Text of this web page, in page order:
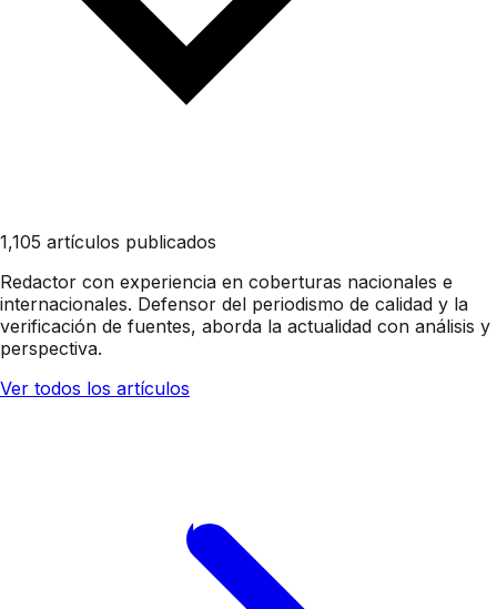
1,105 artículos publicados
Redactor con experiencia en coberturas nacionales e
internacionales. Defensor del periodismo de calidad y la
verificación de fuentes, aborda la actualidad con análisis y
perspectiva.
Ver todos los artículos